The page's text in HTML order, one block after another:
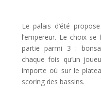
Le palais d’été
l’empereur. Le choix
partie parmi 3 :
chaque fois qu’un
importe où sur le
scoring des bassins.